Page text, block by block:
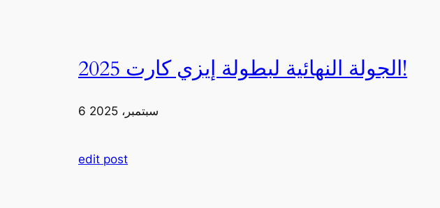
الجولة النهائية لبطولة إيزي كارت 2025!
6 سبتمبر، 2025
edit post